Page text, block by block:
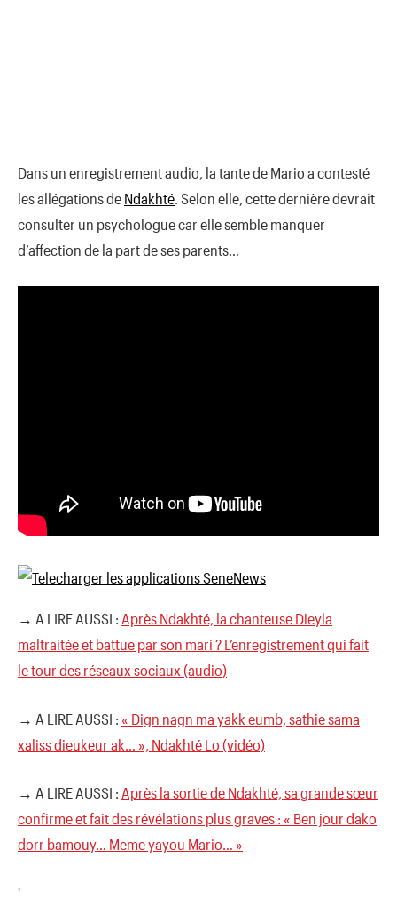
Dans un enregistrement audio, la tante de Mario a contesté
les allégations de Ndakhté. Selon elle, cette dernière devrait
consulter un psychologue car elle semble manquer
d’affection de la part de ses parents…
→ A LIRE AUSSI : Après Ndakhté, la chanteuse Dieyla
maltraitée et battue par son mari ? L’enregistrement qui fait
le tour des réseaux sociaux (audio)
→ A LIRE AUSSI : « Dign nagn ma yakk eumb, sathie sama
xaliss dieukeur ak… », Ndakhté Lo (vidéo)
→ A LIRE AUSSI : Après la sortie de Ndakhté, sa grande sœur
confirme et fait des révélations plus graves : « Ben jour dako
dorr bamouy… Meme yayou Mario… »
'